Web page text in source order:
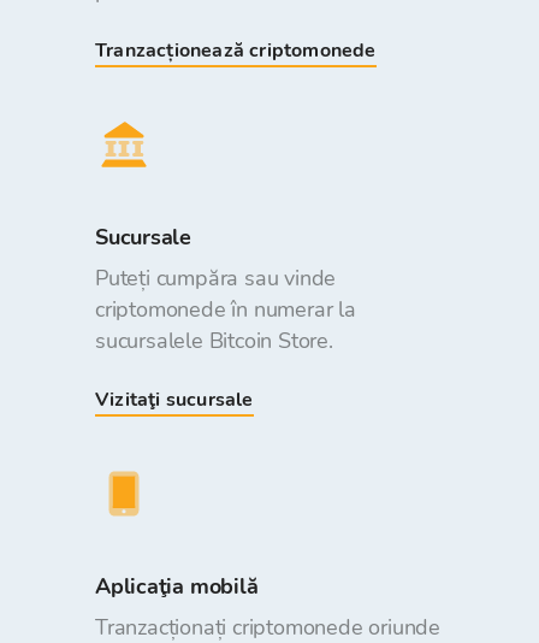
Tranzacționează criptomonede
Sucursale
Puteți cumpăra sau vinde
criptomonede în numerar la
sucursalele Bitcoin Store.
Vizitaţi sucursale
Aplicaţia mobilă
Tranzacționați criptomonede oriunde